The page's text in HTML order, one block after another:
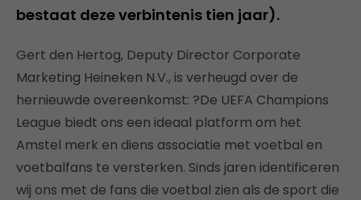
bestaat deze verbintenis tien jaar).
Gert den Hertog, Deputy Director Corporate
Marketing Heineken N.V., is verheugd over de
hernieuwde overeenkomst: ?De UEFA Champions
League biedt ons een ideaal platform om het
Amstel merk en diens associatie met voetbal en
voetbalfans te versterken. Sinds jaren identificeren
wij ons met de fans die voetbal zien als de sport die